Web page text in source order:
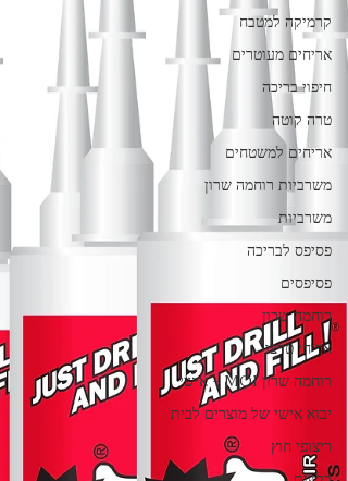
קרמיקה למטבח
אריחים מעוטרים
חיפוי בריכה
טרה קוטה
אריחים למשטחים
משרביות רוחמה שרון
משרביות
פסיפס לבריכה
פסיפסים
רוחמה שרון
אריחי טרצו
רוחמה שרון MOI - אישי
יבוא אישי של מוצרים לבית
ריצופי חוץ